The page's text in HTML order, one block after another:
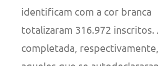
identificam com a cor branca
totalizaram 316.972 inscritos.
completada,